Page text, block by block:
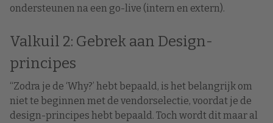
ondersteunen na een go-live (intern en extern).
Valkuil 2: Gebrek aan Design-
principes
“Zodra je de ‘Why?’ hebt bepaald, is het belangrijk om
niet te beginnen met de vendorselectie, voordat je de
design-principes hebt bepaald. Toch wordt dit maar al